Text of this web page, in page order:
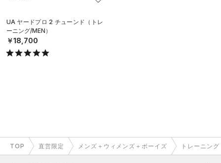
UA ヤードプロ 2 チューンド（トレ
ーニング/MEN）
￥18,700
TOP 直営限定 メンズ＋ウィメンズ＋ボーイズ トレーニング